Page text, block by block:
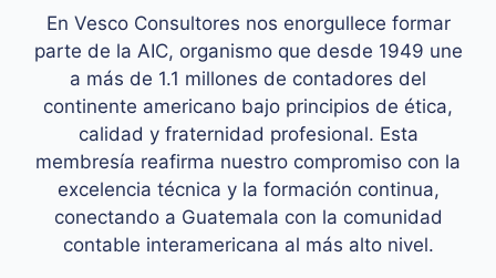
En Vesco Consultores nos enorgullece formar
parte de la AIC, organismo que desde 1949 une
a más de 1.1 millones de contadores del
continente americano bajo principios de ética,
calidad y fraternidad profesional. Esta
membresía reafirma nuestro compromiso con la
excelencia técnica y la formación continua,
conectando a Guatemala con la comunidad
contable interamericana al más alto nivel.